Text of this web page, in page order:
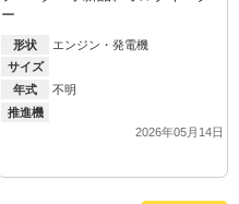
ー
形状
エンジン・発電機
サイズ
年式
不明
推進機
2026年05月14日